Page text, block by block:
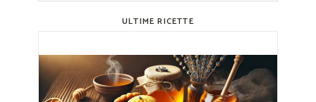
ULTIME RICETTE